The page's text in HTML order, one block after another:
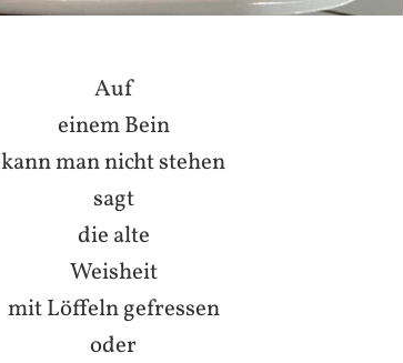
Auf
einem Bein
kann man nicht stehen
sagt
die alte
Weisheit
mit Löffeln gefressen
oder